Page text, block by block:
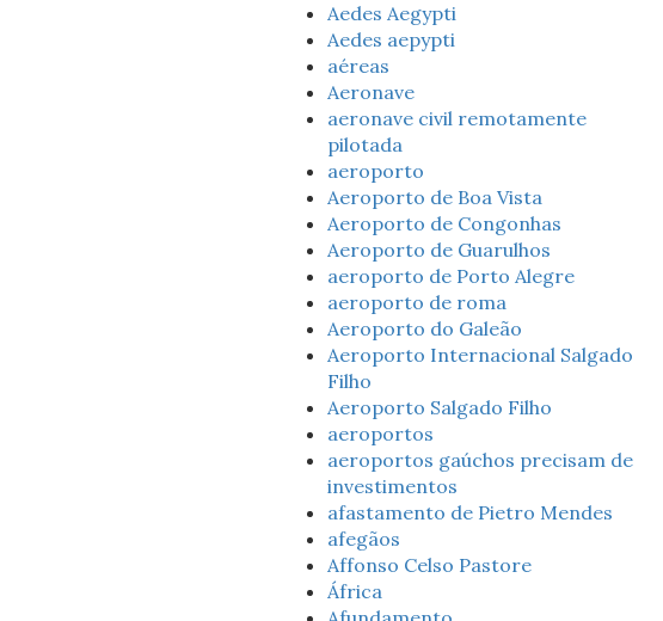
Aedes Aegypti
Aedes aepypti
aéreas
Aeronave
aeronave civil remotamente
pilotada
aeroporto
Aeroporto de Boa Vista
Aeroporto de Congonhas
Aeroporto de Guarulhos
aeroporto de Porto Alegre
aeroporto de roma
Aeroporto do Galeão
Aeroporto Internacional Salgado
Filho
Aeroporto Salgado Filho
aeroportos
aeroportos gaúchos precisam de
investimentos
afastamento de Pietro Mendes
afegãos
Affonso Celso Pastore
África